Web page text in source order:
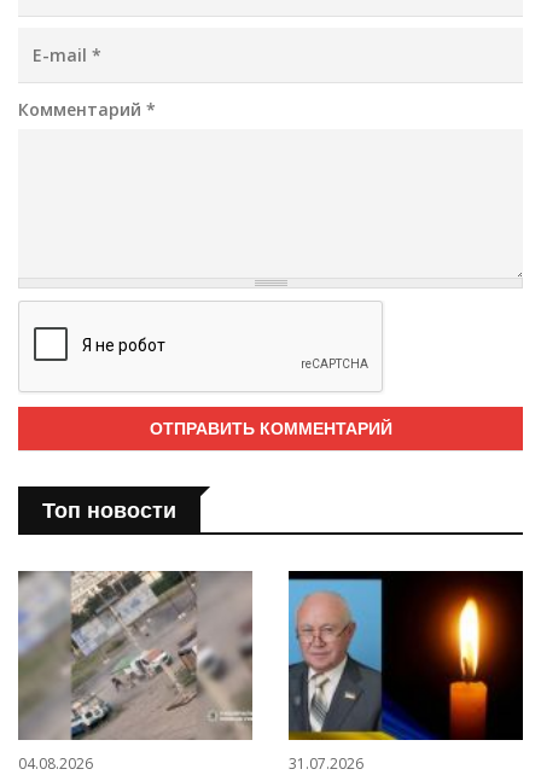
Комментарий *
Топ новости
04.08.2026 31.07.2026